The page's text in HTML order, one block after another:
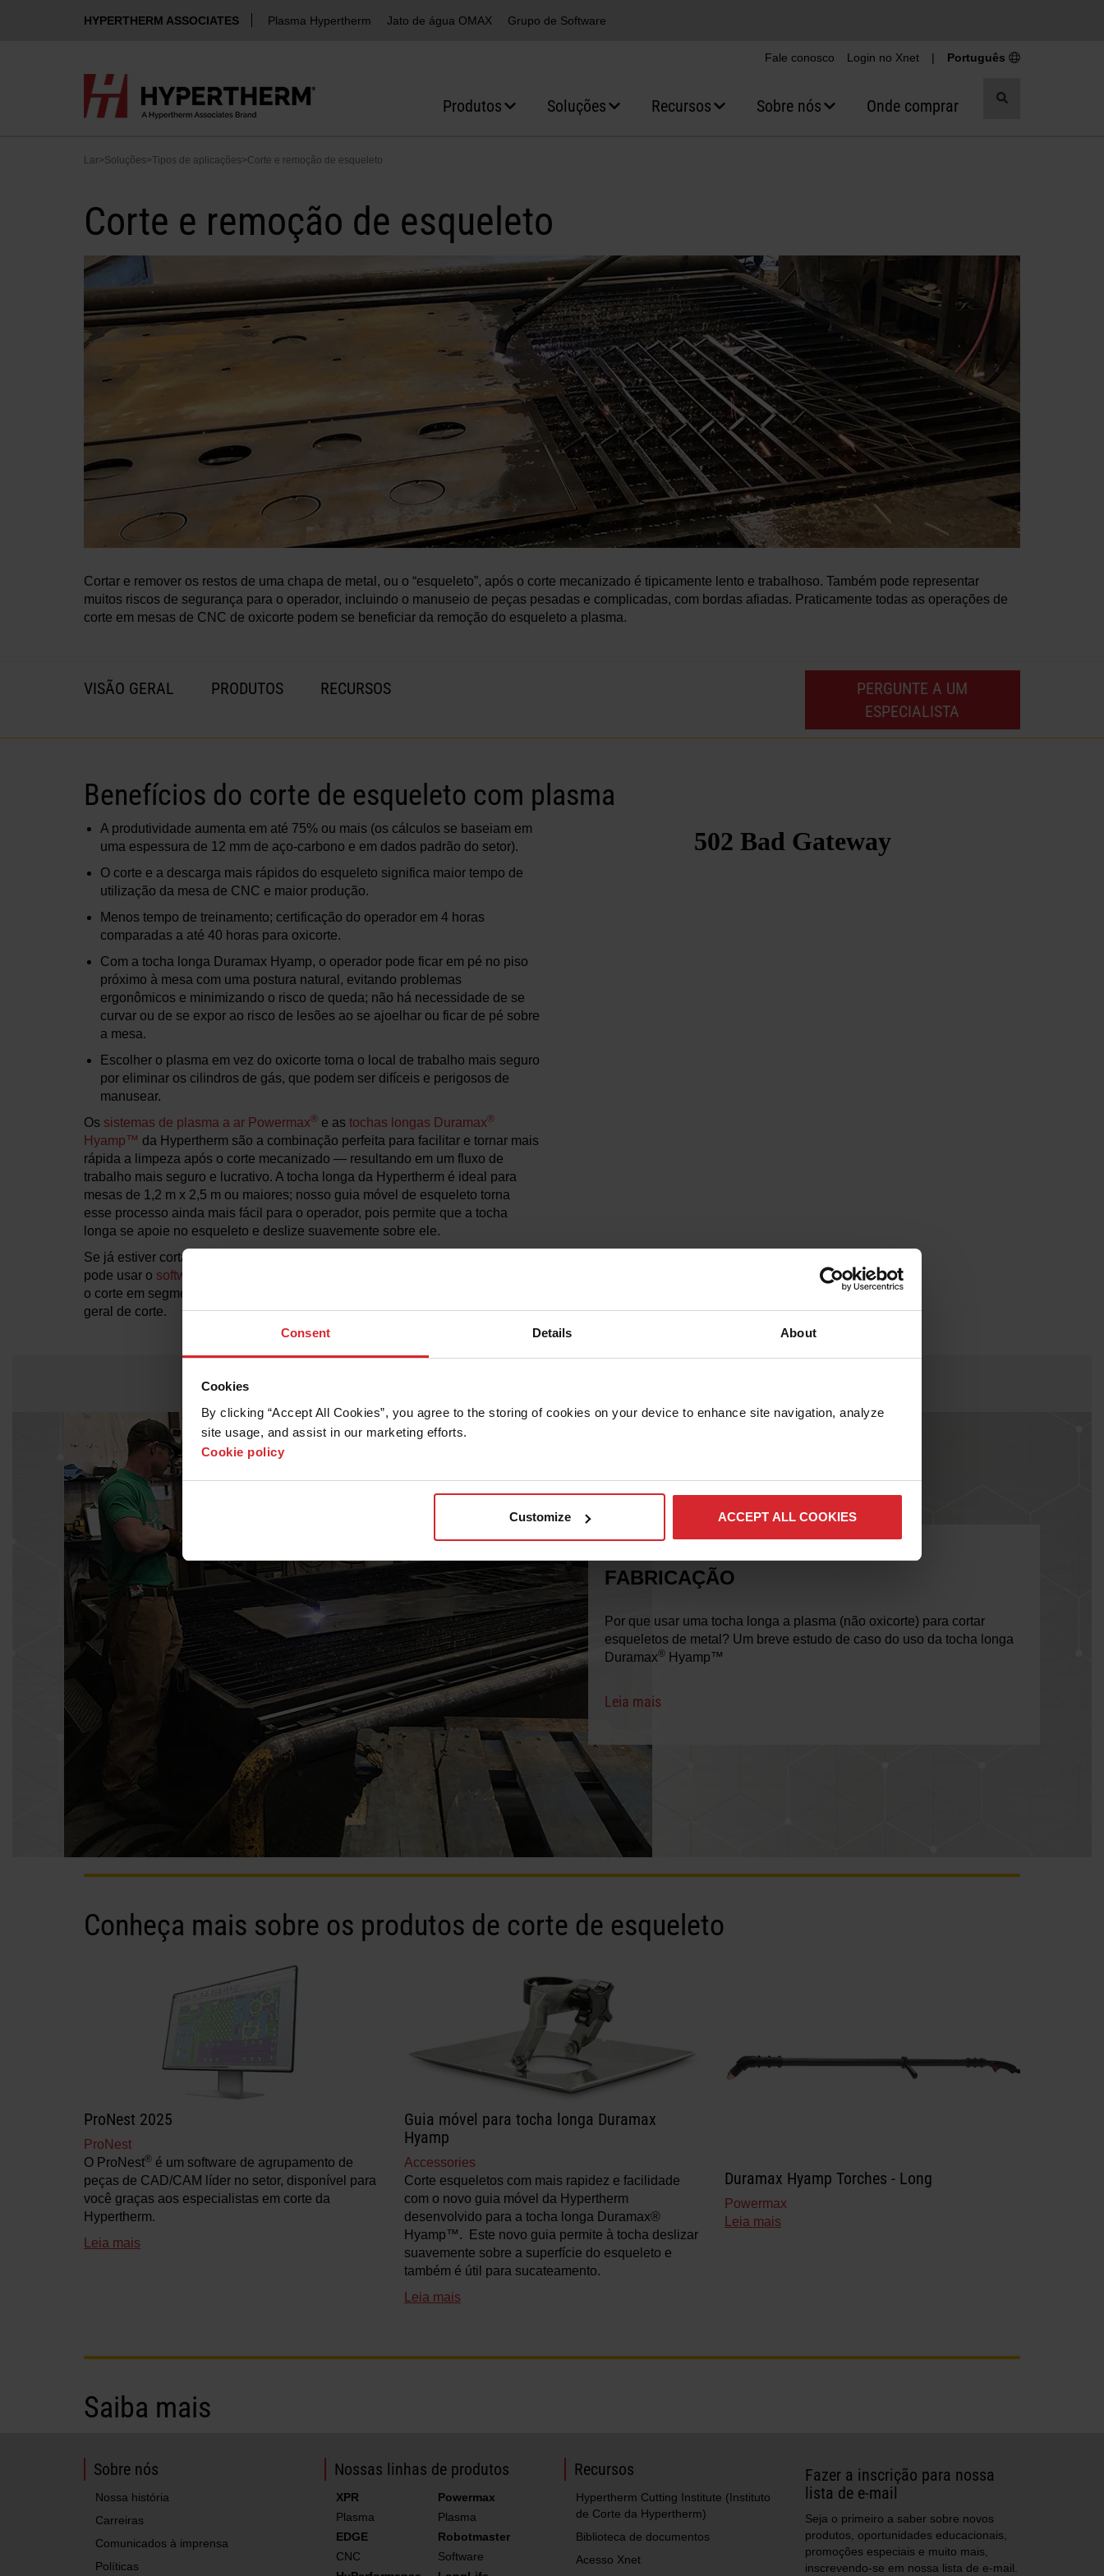
Consent Details About
Cookies
By clicking “Accept All Cookies”, you agree to the storing of cookies on your device to enhance site navigation, analyze
site usage, and assist in our marketing efforts.
Cookie policy
Customize ACCEPT ALL COOKIES
HYPERTHERM ASSOCIATES Plasma Hypertherm Jato de água OMAX Grupo de Software
Fale conosco Login no Xnet | Português
Produtos Soluções Recursos Sobre nós Onde comprar
Alternar
Lar>Soluções>Tipos de aplicações>Corte e remoção de esqueleto
Corte e remoção de esqueleto
Cortar e remover os restos de uma chapa de metal, ou o “esqueleto”, após o corte mecanizado é tipicamente lento e trabalhoso. Também pode representar
muitos riscos de segurança para o operador, incluindo o manuseio de peças pesadas e complicadas, com bordas afiadas. Praticamente todas as operações de
corte em mesas de CNC de oxicorte podem se beneficiar da remoção do esqueleto a plasma.
VISÃO GERAL PRODUTOS RECURSOS
PERGUNTE A UM
ESPECIALISTA
Benefícios do corte de esqueleto com plasma
A produtividade aumenta em até 75% ou mais (os cálculos se baseiam em
uma espessura de 12 mm de aço-carbono e em dados padrão do setor).
O corte e a descarga mais rápidos do esqueleto significa maior tempo de
utilização da mesa de CNC e maior produção.
Menos tempo de treinamento; certificação do operador em 4 horas
comparadas a até 40 horas para oxicorte.
Com a tocha longa Duramax Hyamp, o operador pode ficar em pé no piso
próximo à mesa com uma postura natural, evitando problemas
ergonômicos e minimizando o risco de queda; não há necessidade de se
curvar ou de se expor ao risco de lesões ao se ajoelhar ou ficar de pé sobre
a mesa.
Escolher o plasma em vez do oxicorte torna o local de trabalho mais seguro
por eliminar os cilindros de gás, que podem ser difíceis e perigosos de
manusear.
Os sistemas de plasma a ar Powermax® e as tochas longas Duramax®
Hyamp™ da Hypertherm são a combinação perfeita para facilitar e tornar mais
rápida a limpeza após o corte mecanizado — resultando em um fluxo de
trabalho mais seguro e lucrativo. A tocha longa da Hypertherm é ideal para
mesas de 1,2 m x 2,5 m ou maiores; nosso guia móvel de esqueleto torna
esse processo ainda mais fácil para o operador, pois permite que a tocha
longa se apoie no esqueleto e deslize suavemente sobre ele.
Se já estiver cortando chapas em uma mesa de plasma mecanizada, você
pode usar o software ProNest
o corte em segmentos predefinidos, como uma parte integrada do processo
geral de corte.
FABRICAÇÃO
Por que usar uma tocha longa a plasma (não oxicorte) para cortar
esqueletos de metal? Um breve estudo de caso do uso da tocha longa
Duramax®Hyamp™
Leia mais
Conheça mais sobre os produtos de corte de esqueleto
ProNest 2025
ProNest
O ProNest® é um software de agrupamento de
peças de CAD/CAM líder no setor, disponível para
você graças aos especialistas em corte da
Hypertherm.
Leia mais
Guia móvel para tocha longa Duramax
Hyamp
Accessories
Corte esqueletos com mais rapidez e facilidade
com o novo guia móvel da Hypertherm
desenvolvido para a tocha longa Duramax®
Hyamp™. Este novo guia permite à tocha deslizar
suavemente sobre a superfície do esqueleto e
também é útil para sucateamento.
Leia mais
Duramax Hyamp Torches - Long
Powermax
Leia mais
Saiba mais
Sobre nós
Nossa história
Carreiras
Comunicados à imprensa
Políticas
Nossas linhas de produtos
XPR
Plasma
Powermax
Plasma
EDGE
CNC
Robotmaster
Software
Recursos
Hypertherm Cutting Institute (Instituto
de Corte da Hypertherm)
Biblioteca de documentos
Acesso Xnet
Fazer a inscrição para nossa
lista de e-mail
Seja o primeiro a saber sobre novos
produtos, oportunidades educacionais,
promoções especiais e muito mais,
inscrevendo-se em nossa lista de e-mail.